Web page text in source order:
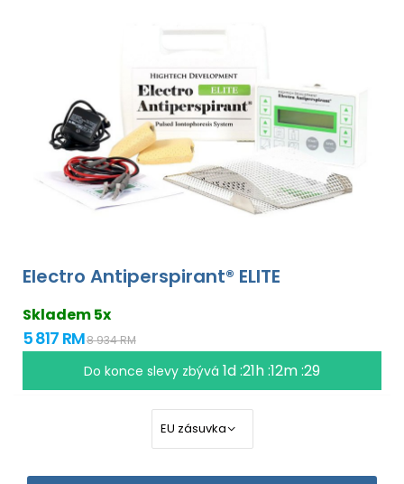
Electro Antiperspirant® ELITE
Skladem 5x
5 817 RM8 934 RM
Do konce slevy zbývá 1d :21h :12m :29